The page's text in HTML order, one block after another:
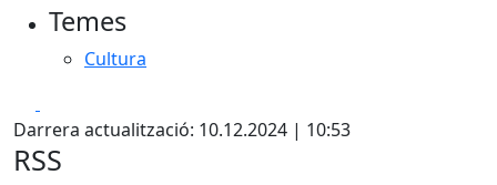
Temes
Cultura
Darrera actualització: 10.12.2024 | 10:53
RSS